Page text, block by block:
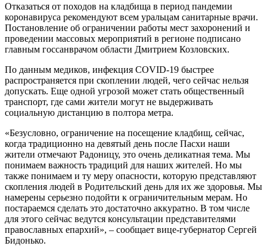
Отказаться от походов на кладбища в период пандемии
коронавируса рекомендуют всем уральцам санитарные врачи.
Постановление об ограничении работы мест захоронений и
проведении массовых мероприятий в регионе подписано
главным госсанврачом области Дмитрием Козловских.
По данным медиков, инфекция COVID-19 быстрее
распространяется при скоплении людей, чего сейчас нельзя
допускать. Еще одной угрозой может стать общественный
транспорт, где сами жители могут не выдерживать
социальную дистанцию в полтора метра.
«Безусловно, ограничение на посещение кладбищ, сейчас,
когда традиционно на девятый день после Пасхи наши
жители отмечают Радоницу, это очень деликатная тема. Мы
понимаем важность традиций для наших жителей. Но мы
также понимаем и ту меру опасности, которую представляют
скопления людей в Родительский день для их же здоровья. Мы
намерены серьезно подойти к ограничительным мерам. Но
постараемся сделать это достаточно аккуратно. В том числе
для этого сейчас ведутся консультации представителями
православных епархий», – сообщает вице-губернатор Сергей
Бидонько.